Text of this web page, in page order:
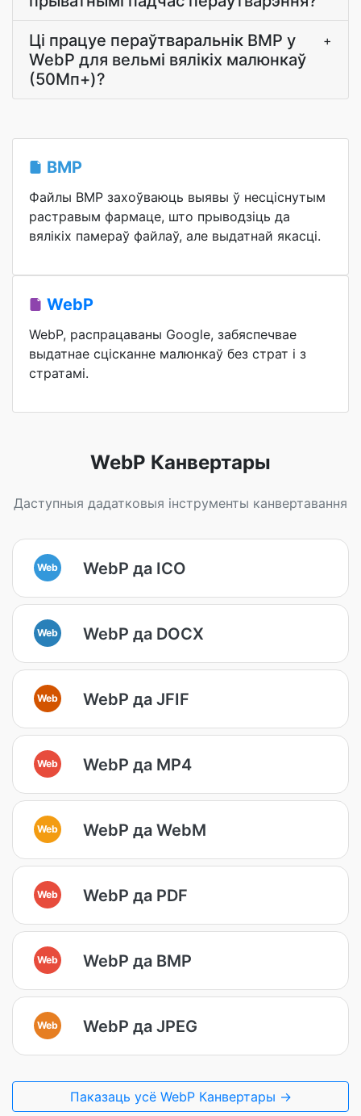
Ці працуе пераўтваральнік BMP у
WebP для вельмі вялікіх малюнкаў
(50Мп+)?
+
BMP
Файлы BMP захоўваюць выявы ў несціснутым
растравым фармаце, што прыводзіць да
вялікіх памераў файлаў, але выдатнай якасці.
WebP
WebP, распрацаваны Google, забяспечвае
выдатнае сцісканне малюнкаў без страт і з
стратамі.
WebP Канвертары
Даступныя дадатковыя інструменты канвертавання
Web WebP да ICO
Web WebP да DOCX
Web WebP да JFIF
Web WebP да MP4
Web WebP да WebM
Web WebP да PDF
Web WebP да BMP
Web WebP да JPEG
Паказаць усё WebP Канвертары →